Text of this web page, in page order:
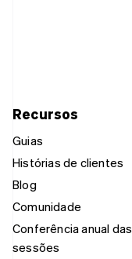
Recursos
Guias
Histórias de clientes
Blog
Comunidade
Conferência anual das
sessões